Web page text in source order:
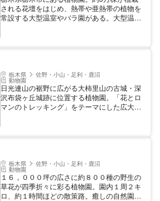
される花壇をはじめ、熱帯や亜熱帯の植物を
常設する大型温室やバラ園がある。大型温室
どを開催している。栃木県産の高品質で豊富
な品揃えの花の販売所や、カフェを併設する
多目的ホールもある。
栃木県 佐野・小山・足利・鹿沼
動物園
日光連山の裾野に広がる大柿里山の古城・深
沢布袋ヶ丘城跡に位置する植物園。「花とロ
マンのトレッキング」をテーマにした広大な
見どころです。 【料金】 大人: 500円 季節に
より変動あり（200～800円） 中学生以下
は無料
栃木県 佐野・小山・足利・鹿沼
動物園
１６，０００坪の広さに約８００種の野生の
草花が四季折々に彩る植物園。園内１周２キ
ロ、約１時間ほどの散策路。癒しの自然園で